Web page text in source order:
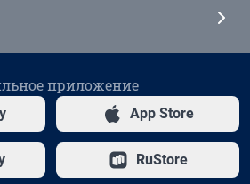
приложение
App Store
RuStore